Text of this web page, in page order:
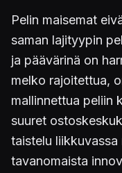
Pelin maisemat
saman lajityypin
ja päävärinä on
melko rajoitettua,
mallinnettua peliin
suuret
taistelu
tavanomaista